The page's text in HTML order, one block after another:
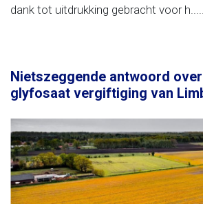
dank tot uitdrukking gebracht voor
Nietszeggende antwoord
glyfosaat vergiftiging van